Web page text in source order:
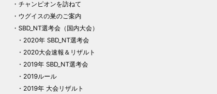
チャンピオンを訪ねて
ウグイスの巣のご案内
SBD_NT選考会（国内大会）
2020年 SBD_NT選考会
2020大会速報＆リザルト
2019年 SBD_NT選考会
2019ルール
2019年 大会リザルト